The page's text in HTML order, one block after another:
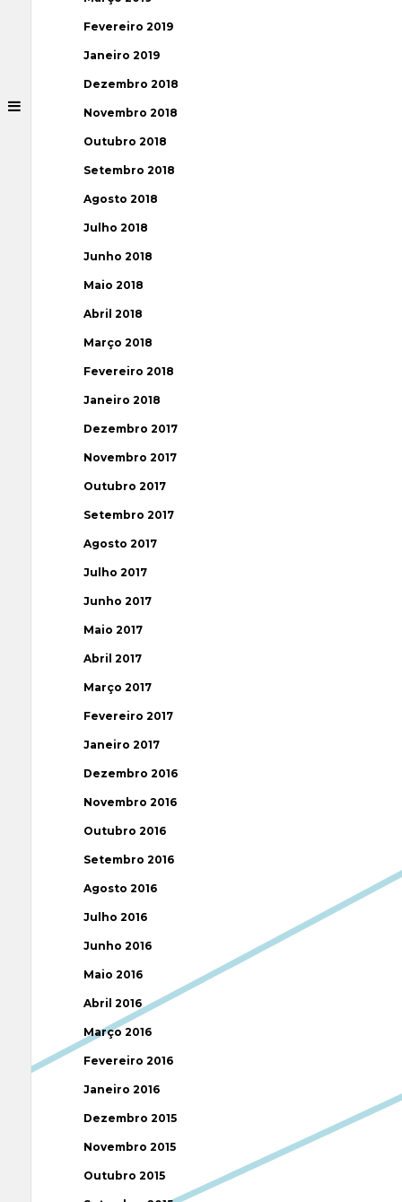
Fevereiro 2019
Janeiro 2019
Dezembro 2018
Novembro 2018
Outubro 2018
Setembro 2018
Agosto 2018
Julho 2018
Junho 2018
Maio 2018
Abril 2018
Março 2018
Fevereiro 2018
Janeiro 2018
Dezembro 2017
Novembro 2017
Outubro 2017
Setembro 2017
Agosto 2017
Julho 2017
Junho 2017
Maio 2017
Abril 2017
Março 2017
Fevereiro 2017
Janeiro 2017
Dezembro 2016
Novembro 2016
Outubro 2016
Setembro 2016
Agosto 2016
Julho 2016
Junho 2016
Maio 2016
Abril 2016
Março 2016
Fevereiro 2016
Janeiro 2016
Dezembro 2015
Novembro 2015
Outubro 2015